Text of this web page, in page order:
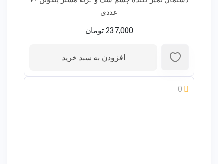
عددی
237,000 تومان
افزودن به سبد خرید
0